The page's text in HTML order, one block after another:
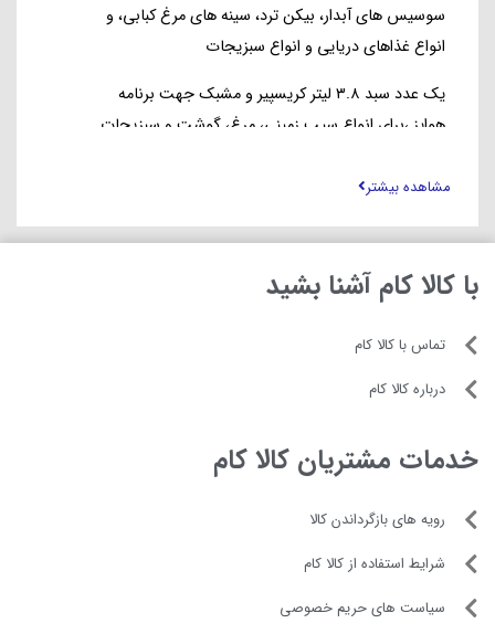
سوسیس های آبدار، بیکن ترد، سینه های مرغ کبابی، و
انواع غذاهای دریایی و انواع سبزیجات
یک عدد سبد ۳.۸ لیتر کریسپیر و مشبک جهت برنامه
هواپز ،برای انواع سیب زمینی، مرغ، گوشت و سبزیجات
دفترچه راهنما
مشاهده بیشتر
با کالا کام آشنا بشید
تماس با کالا کام
درباره کالا کام
خدمات مشتریان کالا کام
رویه های بازگرداندن کالا
شرایط استفاده از کالا کام
سیاست های حریم خصوصی